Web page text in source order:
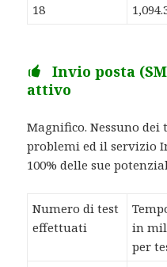
18
Invio posta
attivo
Magnifico. Nessuno
problemi ed il servizio
100% delle sue
Numero di test
effettuati
in
per